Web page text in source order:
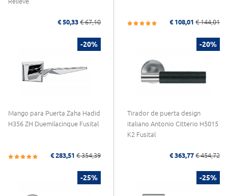
€ 50,33 € 67,10 € 108,01 € 144,01
-20%
Mango para Puerta Zaha Hadid
H356 ZH Duemilacinque Fusital
€ 283,51 € 354,39
-20%
Tirador de puerta design
italiano Antonio Citterio H5015
K2 Fusital
€ 363,77 € 454,72
-25% -25%